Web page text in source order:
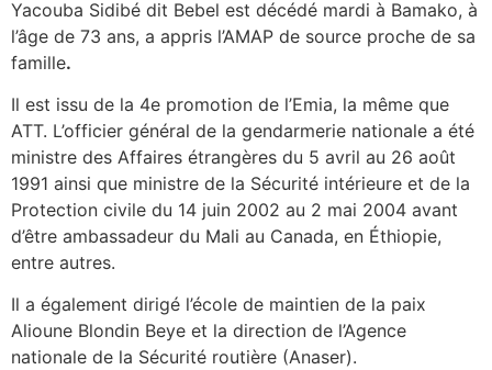
Yacouba Sidibé dit Bebel est décédé mardi à Bamako, à
l’âge de 73 ans, a appris l’AMAP de source proche de sa
famille.
Il est issu de la 4e promotion de l’Emia, la même que
ATT. L’officier général de la gendarmerie nationale a été
ministre des Affaires étrangères du 5 avril au 26 août
1991 ainsi que ministre de la Sécurité intérieure et de la
Protection civile du 14 juin 2002 au 2 mai 2004 avant
d’être ambassadeur du Mali au Canada, en Éthiopie,
entre autres.
Il a également dirigé l’école de maintien de la paix
Alioune Blondin Beye et la direction de l’Agence
nationale de la Sécurité routière (Anaser).